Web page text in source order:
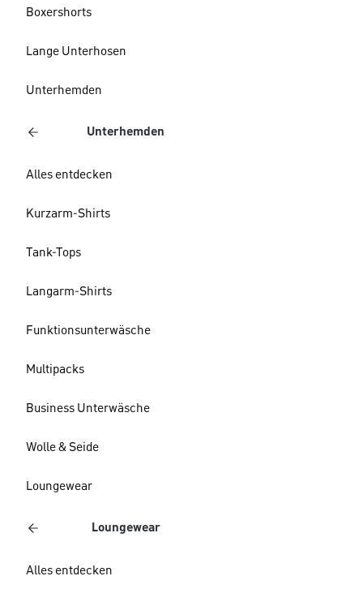
Boxershorts
Lange Unterhosen
Unterhemden
Unterhemden
Alles entdecken
Kurzarm-Shirts
Tank-Tops
Langarm-Shirts
Funktionsunterwäsche
Multipacks
Business Unterwäsche
Wolle & Seide
Loungewear
Loungewear
Alles entdecken